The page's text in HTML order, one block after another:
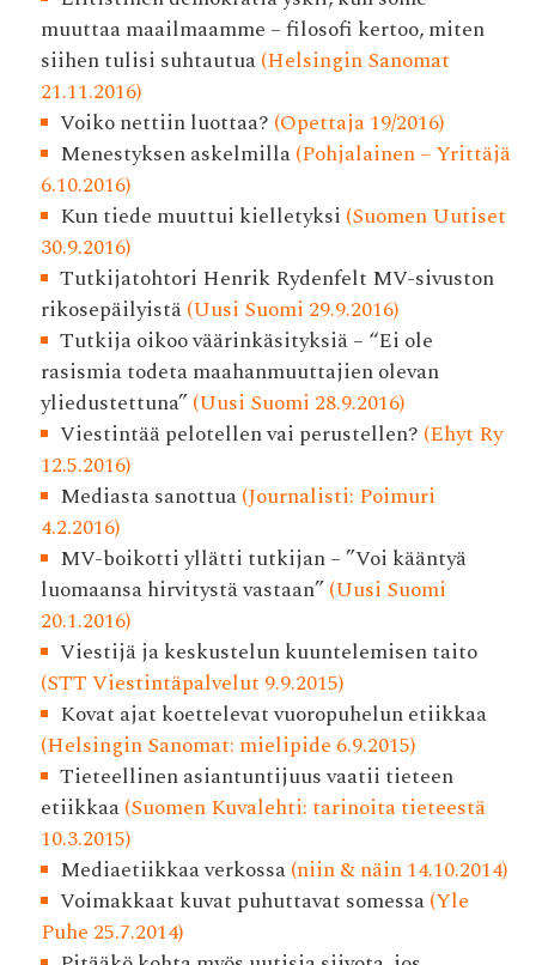
muuttaa maailmaamme – filosofi kertoo, miten
siihen tulisi suhtautua(Helsingin Sanomat
21.11.2016)
Voiko nettiin luottaa? (Opettaja 19/2016)
Menestyksen askelmilla(Pohjalainen – Yrittäjä
6.10.2016)
Kun tiede muuttui kielletyksi (Suomen Uutiset
30.9.2016)
Tutkijatohtori Henrik Rydenfelt MV-sivuston
rikosepäilyistä(Uusi Suomi 29.9.2016)
Tutkija oikoo väärinkäsityksiä – “Ei ole
rasismia todeta maahanmuuttajien olevan
yliedustettuna”(Uusi Suomi 28.9.2016)
Viestintää pelotellen vai perustellen? (Ehyt Ry
12.5.2016)
Mediasta sanottua(Journalisti: Poimuri
4.2.2016)
MV-boikotti yllätti tutkijan – ”Voi kääntyä
luomaansa hirvitystä vastaan”(Uusi Suomi
20.1.2016)
Viestijä ja keskustelun kuuntelemisen taito
(STT Viestintäpalvelut 9.9.2015)
Kovat ajat koettelevat vuoropuhelun etiikkaa
(Helsingin Sanomat: mielipide 6.9.2015)
Tieteellinen asiantuntijuus vaatii tieteen
etiikkaa(Suomen Kuvalehti: tarinoita tieteestä
10.3.2015)
Mediaetiikkaa verkossa(niin & näin 14.10.2014)
Voimakkaat kuvat puhuttavat somessa(Yle
Puhe 25.7.2014)